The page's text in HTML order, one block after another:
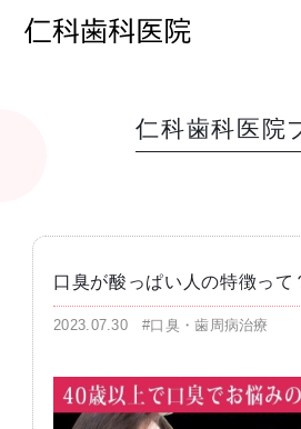
仁科歯科医院
口臭が酸っぱい人の特徴って
2023.07.30#口臭・歯周病治療